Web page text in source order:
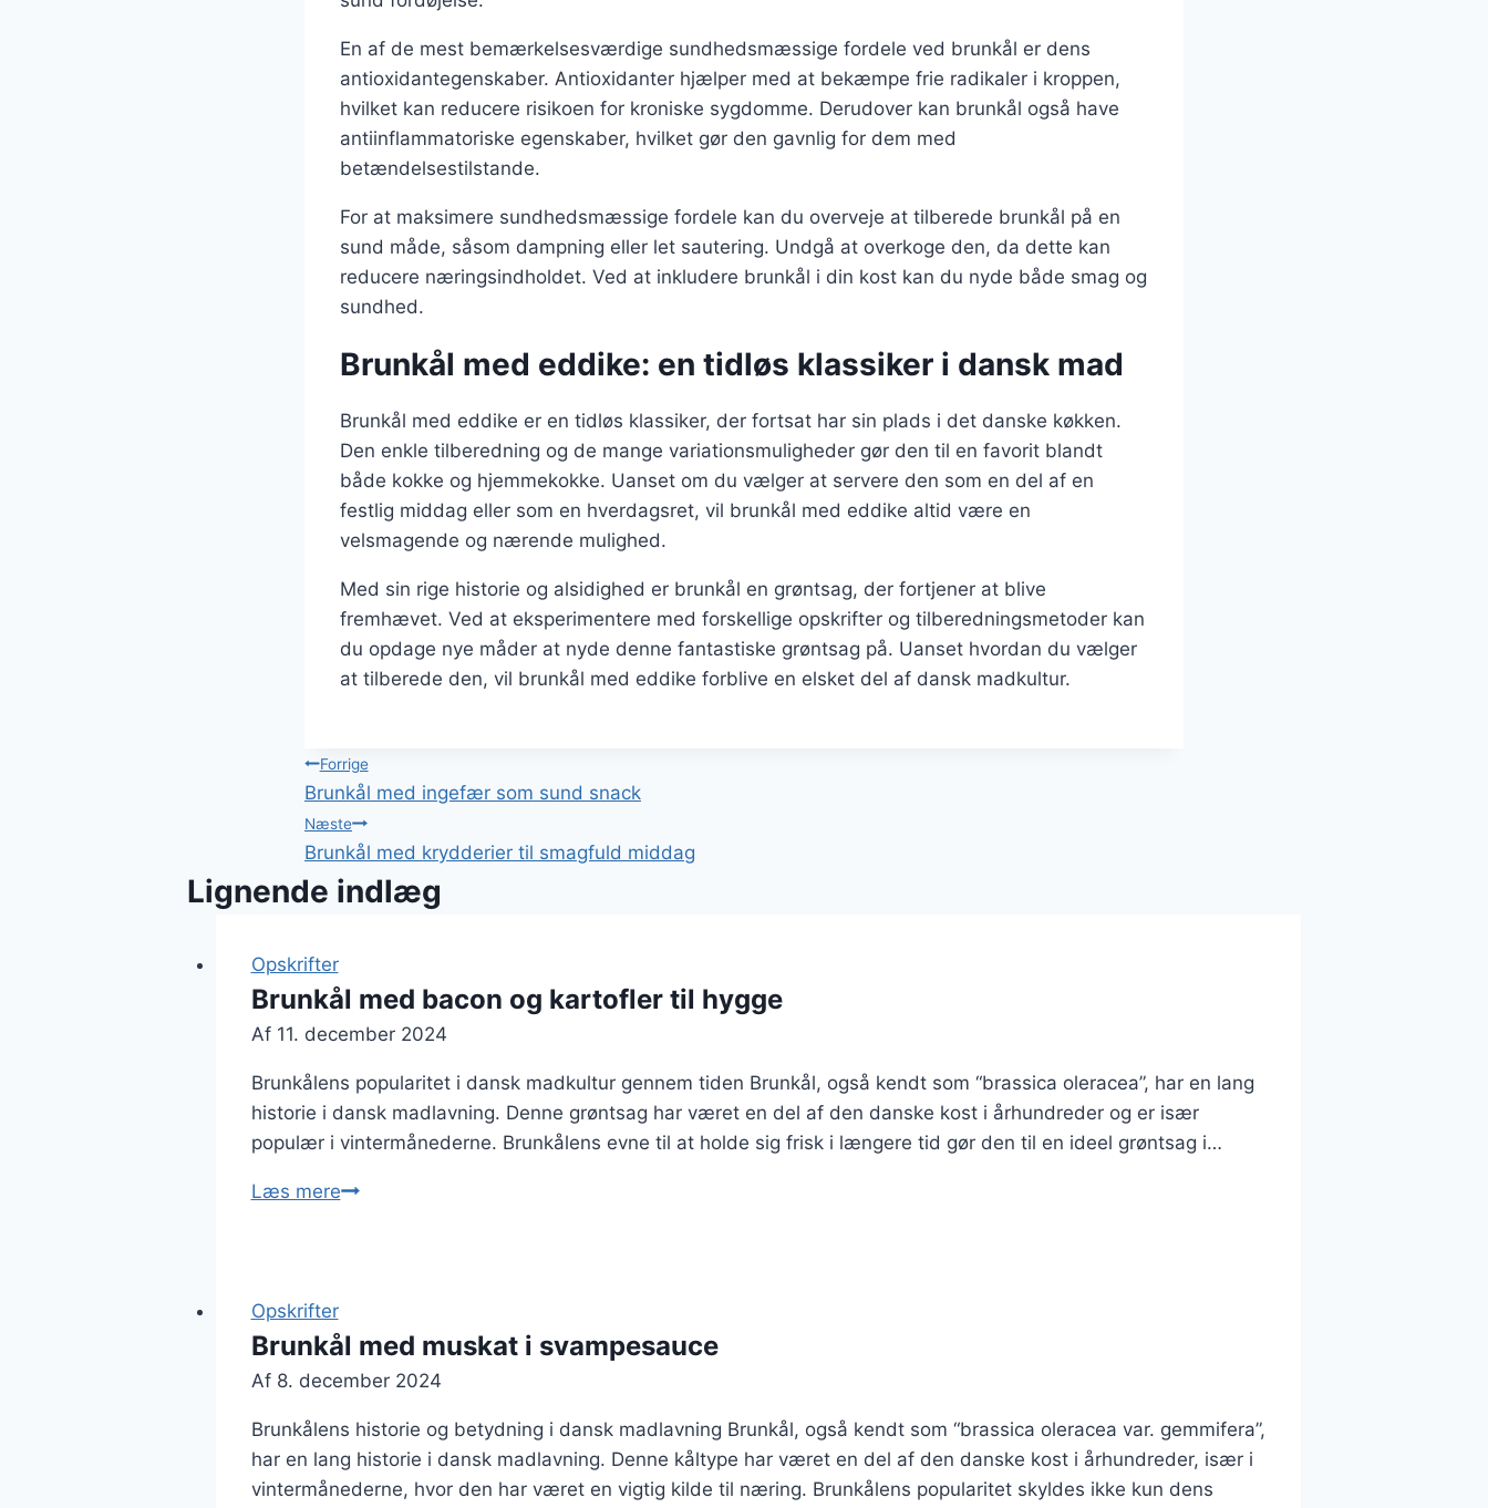
En af de mest bemærkelsesværdige sundhedsmæssige fordele ved brunkål er dens
antioxidantegenskaber. Antioxidanter hjælper med at bekæmpe frie radikaler i kroppen,
hvilket kan reducere risikoen for kroniske sygdomme. Derudover kan brunkål også have
antiinflammatoriske egenskaber, hvilket gør den gavnlig for dem med
betændelsestilstande.
For at maksimere sundhedsmæssige fordele kan du overveje at tilberede brunkål på en
sund måde, såsom dampning eller let sautering. Undgå at overkoge den, da dette kan
reducere næringsindholdet. Ved at inkludere brunkål i din kost kan du nyde både smag og
sundhed.
Brunkål med eddike: en tidløs klassiker i dansk mad
Brunkål med eddike er en tidløs klassiker, der fortsat har sin plads i det danske køkken.
Den enkle tilberedning og de mange variationsmuligheder gør den til en favorit blandt
både kokke og hjemmekokke. Uanset om du vælger at servere den som en del af en
festlig middag eller som en hverdagsret, vil brunkål med eddike altid være en
velsmagende og nærende mulighed.
Med sin rige historie og alsidighed er brunkål en grøntsag, der fortjener at blive
fremhævet. Ved at eksperimentere med forskellige opskrifter og tilberedningsmetoder kan
du opdage nye måder at nyde denne fantastiske grøntsag på. Uanset hvordan du vælger
at tilberede den, vil brunkål med eddike forblive en elsket del af dansk madkultur.
Indlægsnavigation
Forrige
Brunkål med ingefær som sund snack
Næste
Brunkål med krydderier til smagfuld middag
Lignende indlæg
Opskrifter
Brunkål med bacon og kartofler til hygge
Af 11. december 2024
Brunkålens popularitet i dansk madkultur gennem tiden Brunkål, også kendt som “brassica oleracea”, har en lang
historie i dansk madlavning. Denne grøntsag har været en del af den danske kost i århundreder og er især
populær i vintermånederne. Brunkålens evne til at holde sig frisk i længere tid gør den til en ideel grøntsag i…
Læs mereBrunkål
til
hygge
Opskrifter
Brunkål med muskat i svampesauce
Af 8. december 2024
Brunkålens historie og betydning i dansk madlavning Brunkål, også kendt som “brassica oleracea var. gemmifera”,
har en lang historie i dansk madlavning. Denne kåltype har været en del af den danske kost i århundreder, især i
vintermånederne, hvor den har været en vigtig kilde til næring. Brunkålens popularitet skyldes ikke kun dens